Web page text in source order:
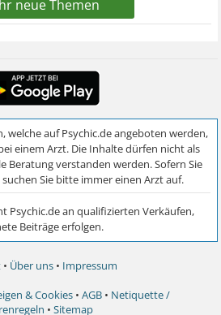
neue Themen
• Über uns • Impressum
& Cookies • AGB • Netiquette /
• Sitemap